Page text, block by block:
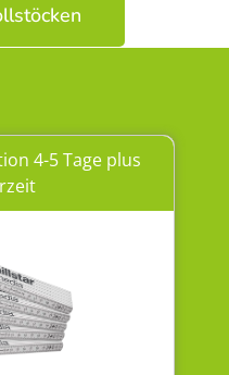
4-5 Tage plus